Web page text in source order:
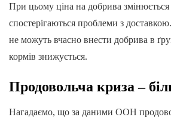
При цьому ціна на добрива
спостерігаються проблеми з
не можуть вчасно внести добрива в
кормів знижується.
Продовольча криза –
Нагадаємо, що за даними ООН